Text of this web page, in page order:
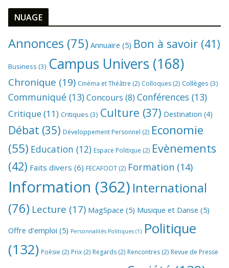
NUAGE
Annonces (75) Annuaire (5) Bon à savoir (41)
Business (3) Campus Univers (168)
Chronique (19) Cinéma et Théâtre (2) Colloques (2) Collèges (3)
Communiqué (13)Concours (8) Conférences (13)
Critique(11) Critiques (3) Culture (37) Destination (4)
Débat (35) Développement Personnel (2) Economie
(55) Education (12) Espace Politique (2) Evènements
(42) Faits divers (6) FECAFOOT (2) Formation (14)
Information (362) International
(76) Lecture (17) MagSpace (5) Musique et Danse (5)
Offre d'emploi (5) Personnalités Politiques (1) Politique
(132) Poésie (2) Prix (2) Regards (2) Rencontres (2) Revue de Presse